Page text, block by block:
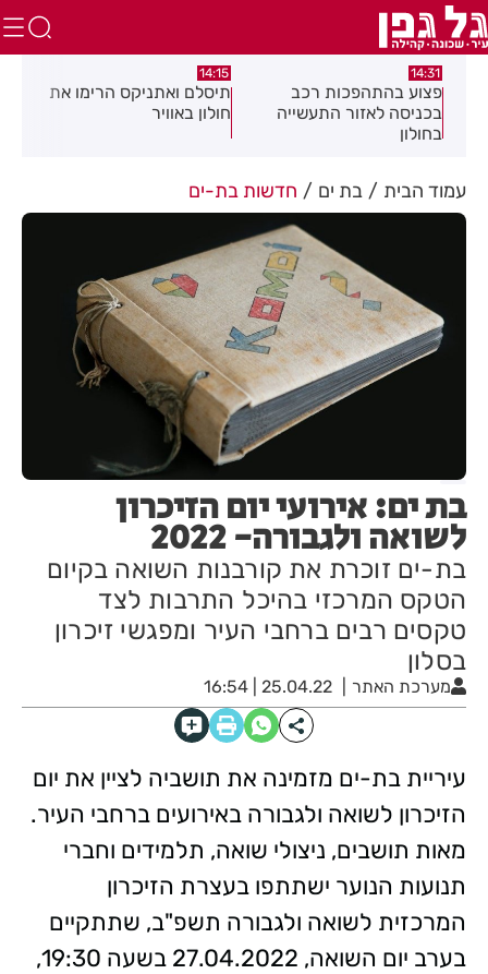
14:31
פצוע בהתהפכות רכב
בכניסה לאזור התעשייה
בחולון
14:15
תיסלם ואתניקס הרימו את
חולון באוויר
עמוד הבית בת ים חדשות בת-ים
בת ים: אירועי יום הזיכרון
לשואה ולגבורה- 2022
בת-ים זוכרת את קורבנות השואה בקיום
הטקס המרכזי בהיכל התרבות לצד
טקסים רבים ברחבי העיר ומפגשי זיכרון
בסלון
מערכת האתר 25.04.22 | 16:54
עיריית בת-ים מזמינה את תושביה לציין את יום
הזיכרון לשואה ולגבורה באירועים ברחבי העיר.
מאות תושבים, ניצולי שואה, תלמידים וחברי
תנועות הנוער ישתתפו בעצרת הזיכרון
המרכזית לשואה ולגבורה תשפ"ב, שתתקיים
בערב יום השואה, 27.04.2022 בשעה 19:30,